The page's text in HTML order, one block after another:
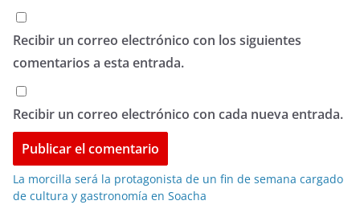
Recibir un correo electrónico con los siguientes
comentarios a esta entrada.
Recibir un correo electrónico con cada nueva entrada.
La morcilla será la protagonista de un fin de semana cargado
de cultura y gastronomía en Soacha